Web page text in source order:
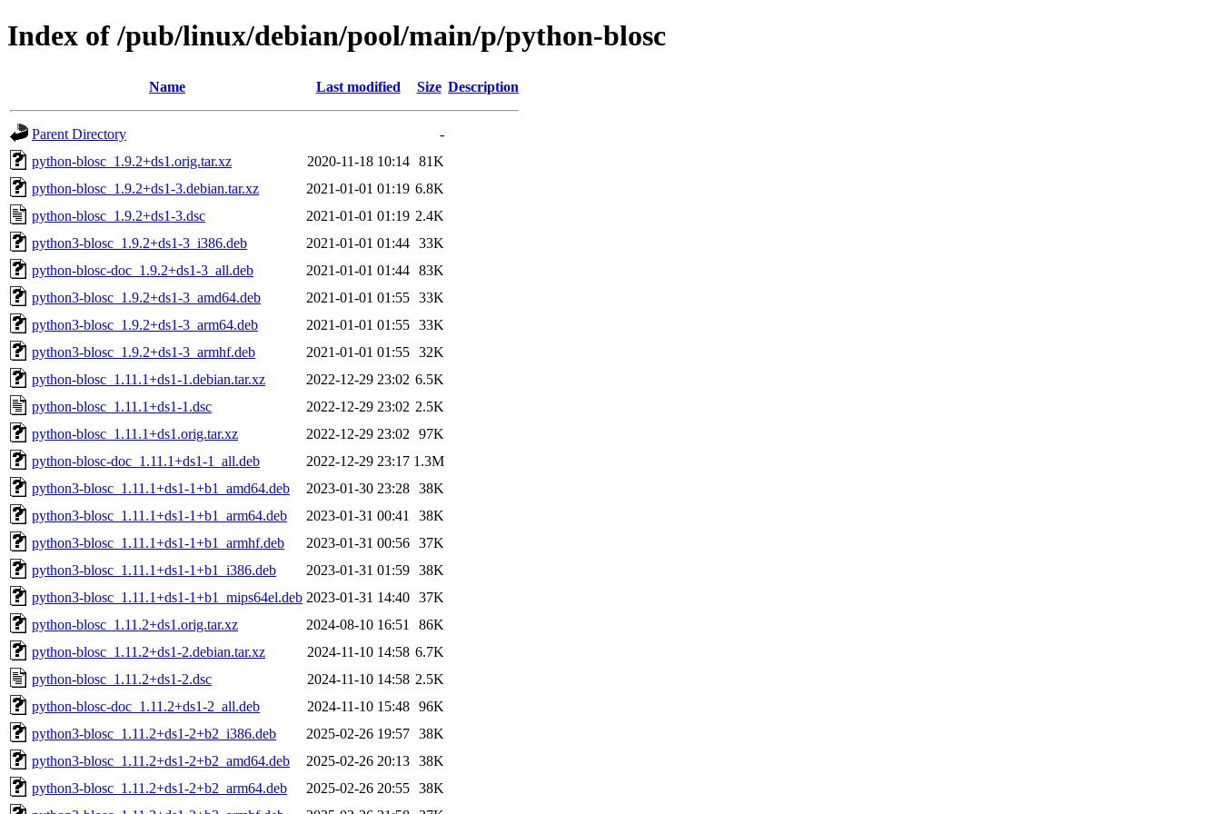
Index of /pub/linux/debian/pool/main/p/python-blosc
Name Last modified Size Description
Parent Directory
-
python-blosc_1.9.2+ds1.orig.tar.xz
2020-11-18 10:14 81K
python-blosc_1.9.2+ds1-3.debian.tar.xz
2021-01-01 01:19 6.8K
python-blosc_1.9.2+ds1-3.dsc
2021-01-01 01:19 2.4K
python3-blosc_1.9.2+ds1-3_i386.deb
2021-01-01 01:44 33K
python-blosc-doc_1.9.2+ds1-3_all.deb
2021-01-01 01:44 83K
python3-blosc_1.9.2+ds1-3_amd64.deb
2021-01-01 01:55 33K
python3-blosc_1.9.2+ds1-3_arm64.deb
2021-01-01 01:55 33K
python3-blosc_1.9.2+ds1-3_armhf.deb
2021-01-01 01:55 32K
python-blosc_1.11.1+ds1-1.debian.tar.xz
2022-12-29 23:02 6.5K
python-blosc_1.11.1+ds1-1.dsc
2022-12-29 23:02 2.5K
python-blosc_1.11.1+ds1.orig.tar.xz
2022-12-29 23:02
97K
python-blosc-doc_1.11.1+ds1-1_all.deb
2022-12-29 23:17 1.3M
python3-blosc_1.11.1+ds1-1+b1_amd64.deb
2023-01-30 23:28 38K
python3-blosc_1.11.1+ds1-1+b1_arm64.deb
2023-01-31 00:41
38K
python3-blosc_1.11.1+ds1-1+b1_armhf.deb
2023-01-31 00:56 37K
python3-blosc_1.11.1+ds1-1+b1_i386.deb
2023-01-31 01:59 38K
python3-blosc_1.11.1+ds1-1+b1_mips64el.deb 2023-01-31 14:40 37K
python-blosc_1.11.2+ds1.orig.tar.xz
2024-08-10 16:51
86K
python-blosc_1.11.2+ds1-2.debian.tar.xz
2024-11-10 14:58 6.7K
python-blosc_1.11.2+ds1-2.dsc
2024-11-10 14:58 2.5K
python-blosc-doc_1.11.2+ds1-2_all.deb
2024-11-10 15:48 96K
python3-blosc_1.11.2+ds1-2+b2_i386.deb
2025-02-26 19:57 38K
python3-blosc_1.11.2+ds1-2+b2_amd64.deb
2025-02-26 20:13 38K
python3-blosc_1.11.2+ds1-2+b2_arm64.deb
2025-02-26 20:55 38K